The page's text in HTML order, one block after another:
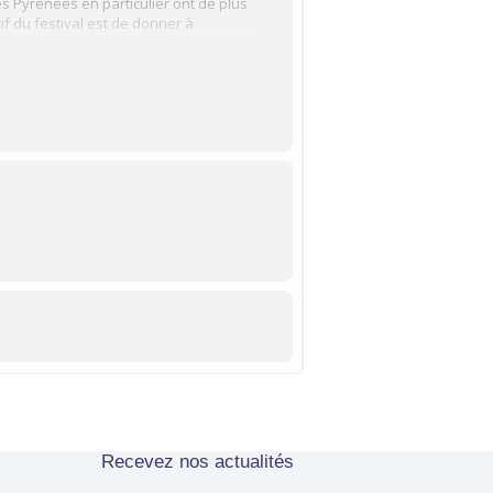
du festival est de donner à
Recevez nos actualités